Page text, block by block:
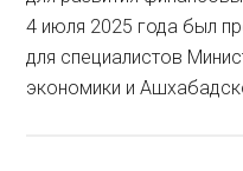
4 июля 2025 года был
для специалистов
экономики и